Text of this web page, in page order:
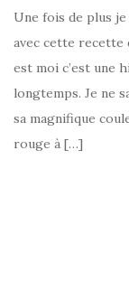
Une fois de plus
avec cette recette
est moi c’est une
longtemps. Je ne
sa magnifique
rouge à […]